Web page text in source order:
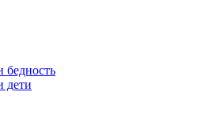
бедность
дети